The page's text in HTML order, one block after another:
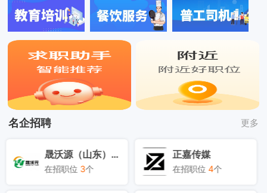
名企招聘 更多
顺势为网络科技（肥城市）有限责任公司
在招职位 5个 在招职位 9个